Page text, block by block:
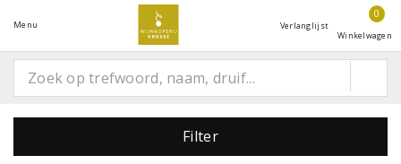
Menu Verlanglijst
0
Winkelwagen
Filter